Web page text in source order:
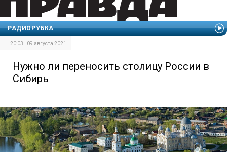
РАДИОРУБКА
20:03 | 09 августа 2021
Нужно ли переносить столицу России в
Сибирь